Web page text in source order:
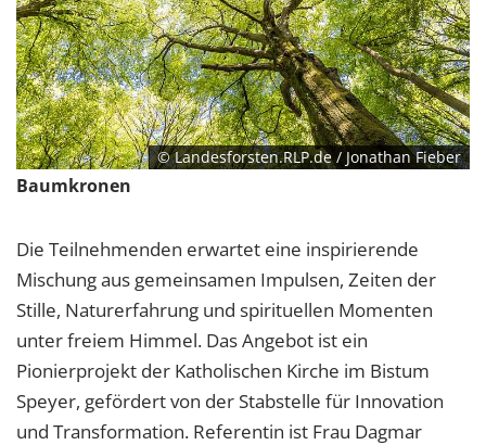
© Landesforsten.RLP.de / Jonathan Fieber
Baumkronen
Die Teilnehmenden erwartet eine inspirierende
Mischung aus gemeinsamen Impulsen, Zeiten der
Stille, Naturerfahrung und spirituellen Momenten
unter freiem Himmel. Das Angebot ist ein
Pionierprojekt der Katholischen Kirche im Bistum
Speyer, gefördert von der Stabstelle für Innovation
und Transformation. Referentin ist Frau Dagmar
Cookie Laufzeit:
1 Jahr
EXTERNE MEDIEN
Um Inhalte von Videoplattformen und Social Media
Plattformen anzeigen zu können, werden von
Vimeo